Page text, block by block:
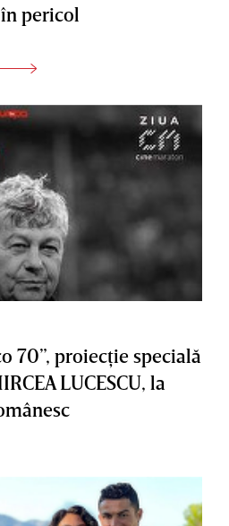
pericol
70”, proiecţie specială
LUCESCU, la